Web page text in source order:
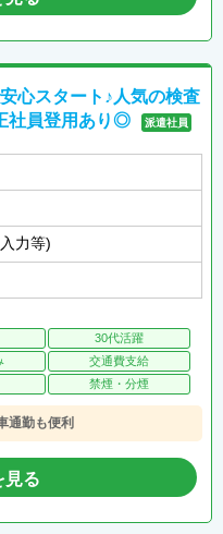
心スタート♪人気の検査
社員登用あり◎
派遣社員
力等)
30代活躍
交通費支給
禁煙・分煙
通勤も便利
見る